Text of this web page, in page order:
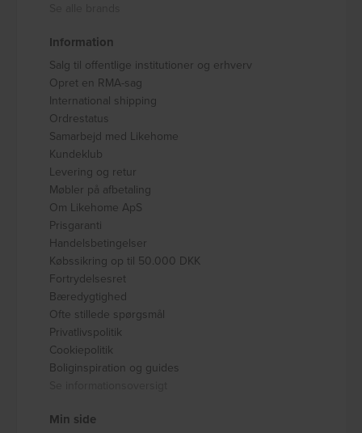
Information
Salg til offentlige institutioner og erhverv
Opret en RMA-sag
International shipping
Ordrestatus
Samarbejd med Likehome
Kundeklub
Levering og retur
Møbler på afbetaling
Om Likehome ApS
Prisgaranti
Handelsbetingelser
Købssikring op til 50.000 DKK
Fortrydelsesret
Bæredygtighed
Ofte stillede spørgsmål
Privatlivspolitik
Cookiepolitik
Boliginspiration og guides
Min side